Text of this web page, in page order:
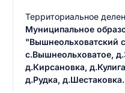
Территориальное
Муниципальное
"Вышнеольховатский
с.Вышнеольховатое,
д.Кирсановка,
д.Рудка, д.Шестаковка.